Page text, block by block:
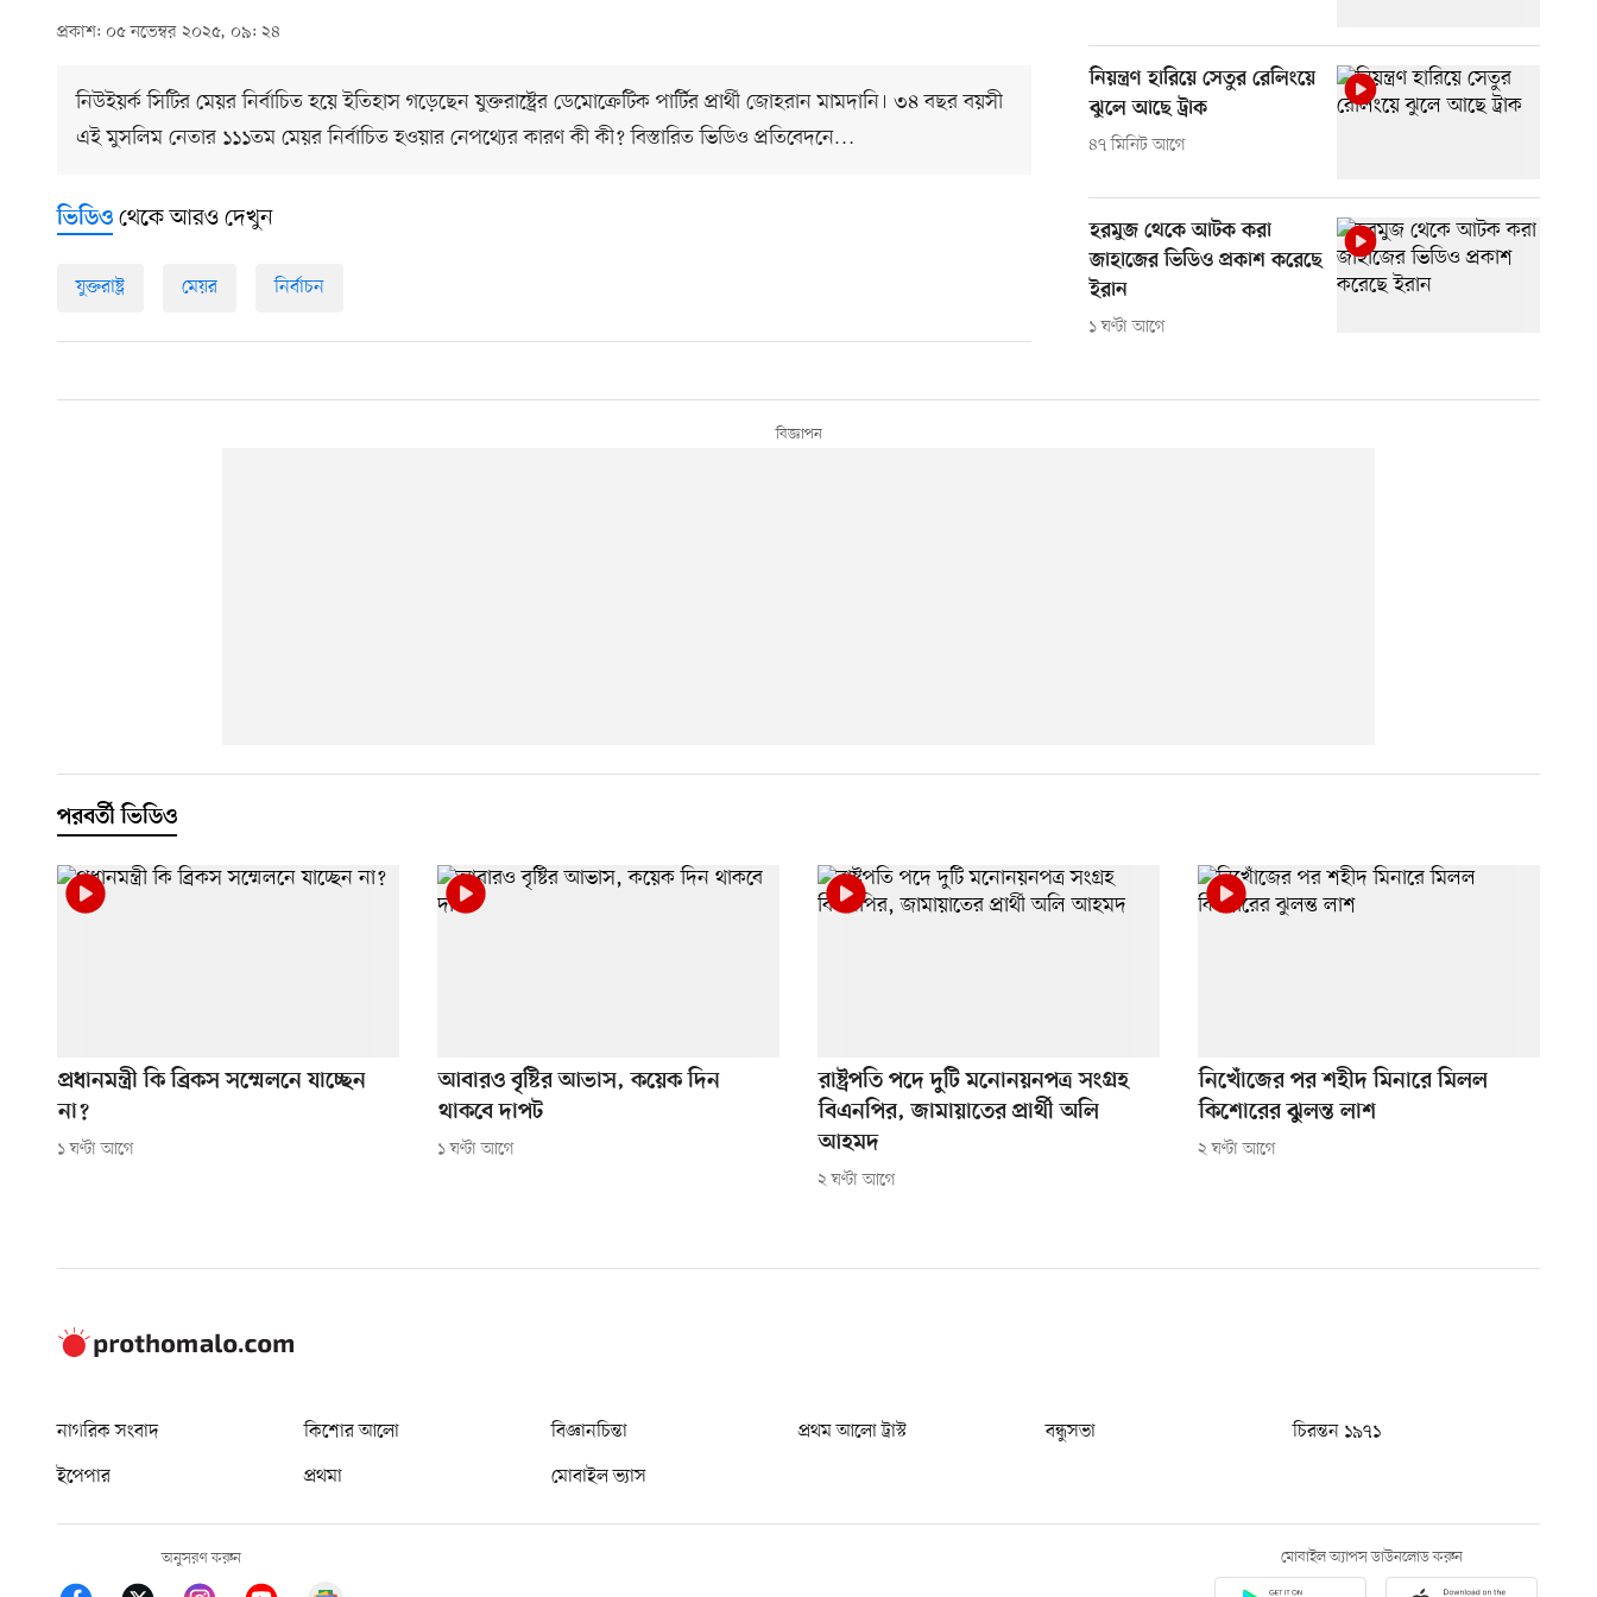
প্রকাশ: ০৫ নভেম্বর ২০২৫, ০৯: ২৪
নিউইয়র্ক সিটির মেয়র নির্বাচিত হয়ে ইতিহাস গড়েছেন যুক্তরাষ্ট্রের ডেমোক্রেটিক পার্টির প্রার্থী জোহরান মামদানি। ৩৪ বছর বয়সী
এই মুসলিম নেতার ১১১তম মেয়র নির্বাচিত হওয়ার নেপথ্যের কারণ কী কী? বিস্তারিত ভিডিও প্রতিবেদনে…
নিয়ন্ত্রণ হারিয়ে সেতুর রেলিংয়ে
ঝুলে আছে ট্রাক
৪৭ মিনিট আগে
হরমুজ থেকে আটক করা
জাহাজের ভিডিও প্রকাশ করেছে
ইরান
১ ঘণ্টা আগে
ভিডিও থেকে আরও দেখুন
যুক্তরাষ্ট্র মেয়র নির্বাচন
পরবর্তী ভিডিও
প্রধানমন্ত্রী কি ব্রিকস সম্মেলনে যাচ্ছেন
না?
১ ঘণ্টা আগে
আবারও বৃষ্টির আভাস, কয়েক দিন
থাকবে দাপট
১ ঘণ্টা আগে
রাষ্ট্রপতি পদে দুটি মনোনয়নপত্র সংগ্রহ
বিএনপির, জামায়াতের প্রার্থী অলি
আহমদ
২ ঘণ্টা আগে
নিখোঁজের পর শহীদ মিনারে মিলল
কিশোরের ঝুলন্ত লাশ
২ ঘণ্টা আগে
নাগরিক সংবাদ কিশোর আলো বিজ্ঞানচিন্তা প্রথম আলো ট্রাস্ট বন্ধুসভা
চিরন্তন ১৯৭১
ইপেপার
প্রথমা মোবাইল ভ্যাস
অনুসরণ করুন মোবাইল অ্যাপস ডাউনলোড করুন